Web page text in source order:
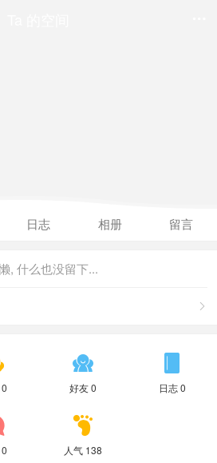
日志 相册 留言
, 什么也没留下...


好友 0

日志 0

人气 138